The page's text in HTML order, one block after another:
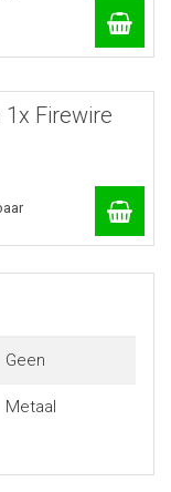
1x Firewire
Geen
Metaal